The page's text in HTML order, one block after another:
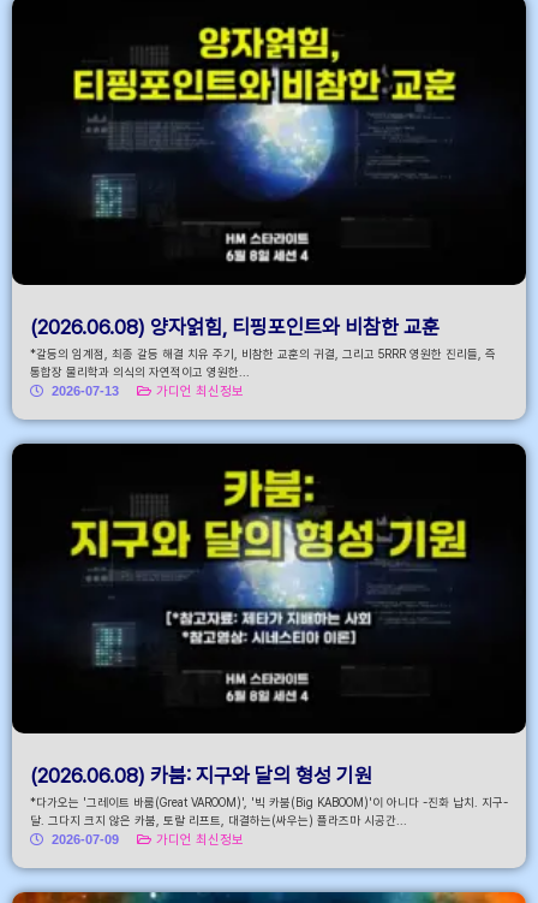
(2026.06.08) 양자얽힘, 티핑포인트와 비참한 교훈
*갈등의 임계점, 최종 갈등 해결 치유 주기, 비참한 교훈의 귀결, 그리고 5RRR 영원한 진리들, 즉
통합장 물리학과 의식의 자연적이고 영원한...
2026-07-13
가디언 최신정보
(2026.06.08) 카붐: 지구와 달의 형성 기원
*다가오는 '그레이트 바룸(Great VAROOM)', '빅 카붐(Big KABOOM)'이 아니다 -진화 납치. 지구-
달. 그다지 크지 않은 카붐, 토랄 리프트, 대결하는(싸우는) 플라즈마 시공간...
2026-07-09
가디언 최신정보